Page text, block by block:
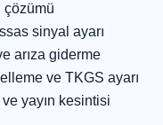
çözümü
sinyal ayarı
arıza giderme
ve TKGS ayarı
yayın kesintisi